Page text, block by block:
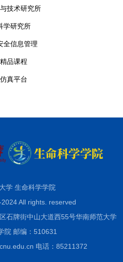
技术研究所
学研究所
全信息管理
品课程
真平台
学 生命科学学院
All rights. reserved
石牌街中山大道西55号华南师范大学
院 邮编：510631
电话：85211372